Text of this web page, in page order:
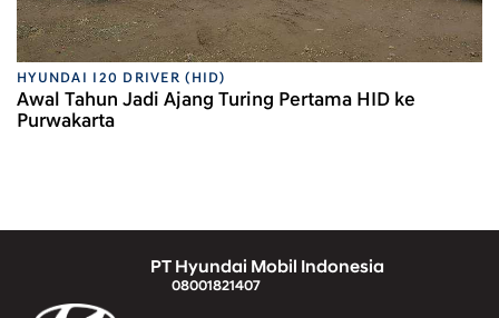
HYUNDAI I20 DRIVER (HID)
Awal Tahun Jadi Ajang Turing Pertama HID ke
Purwakarta
PT Hyundai Mobil Indonesia
08001821407